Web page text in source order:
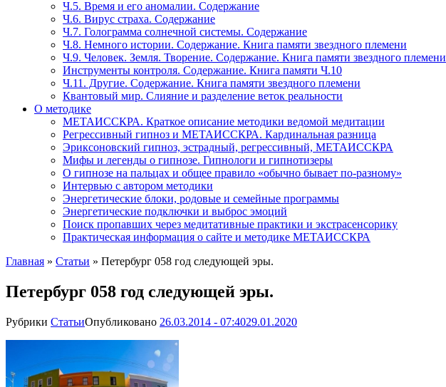
Ч.5. Время и его аномалии. Содержание
Ч.6. Вирус страха. Содержание
Ч.7. Голограмма солнечной системы. Содержание
Ч.8. Немного истории. Содержание. Книга памяти звездного племени
Ч.9. Человек. Земля. Творение. Содержание. Книга памяти звездного племени
Инструменты контроля. Содержание. Книга памяти Ч.10
Ч.11. Другие. Содержание. Книга памяти звездного племени
Квантовый мир. Слияние и разделение веток реальности
О методике
МЕТАИССКРА. Краткое описание методики ведомой медитации
Регрессивный гипноз и МЕТАИССКРА. Кардинальная разница
Эриксоновский гипноз, эстрадный, регрессивный, МЕТАИССКРА
Мифы и легенды о гипнозе. Гипнологи и гипнотизеры
О гипнозе на пальцах и общее правило «обычно бывает по-разному»
Интервью с автором методики
Энергетические блоки, родовые и семейные программы
Энергетические подключки и выброс эмоций
Поиск пропавших через медитативные практики и экстрасенсорику
Практическая информация о сайте и методике МЕТАИССКРА
Главная » Статьи » Петербург 058 год следующей эры.
Петербург 058 год следующей эры.
Рубрики СтатьиОпубликовано 26.03.2014 - 07:4029.01.2020